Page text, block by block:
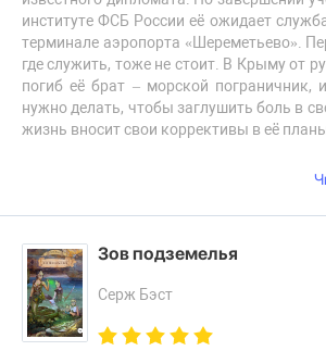
институте ФСБ России её ожидает
терминале аэропорта «Шереметьево».
где служить, тоже не стоит. В Крыму от
погиб её брат – морской пограничник,
нужно делать, чтобы заглушить боль в
жизнь вносит свои коррективы в её
Зов подземелья
Серж Бэст